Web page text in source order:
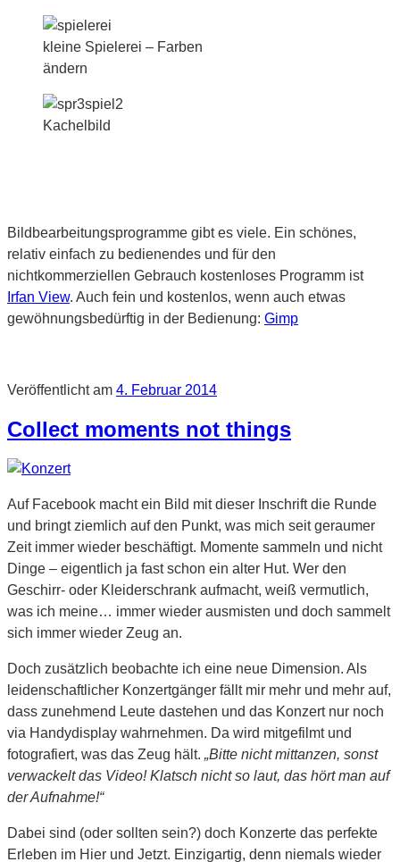
kleine Spielerei – Farben
ändern
Kachelbild
Bildbearbeitungsprogramme gibt es viele. Ein schönes,
relativ einfach zu bedienendes und für den
nichtkommerziellen Gebrauch kostenloses Programm ist
Irfan View. Auch fein und kostenlos, wenn auch etwas
gewöhnungsbedürftig in der Bedienung: Gimp
Veröffentlicht am 4. Februar 2014
Collect moments not things
Auf Facebook macht ein Bild mit dieser Inschrift die Runde
und bringt ziemlich auf den Punkt, was mich seit geraumer
Zeit immer wieder beschäftigt. Momente sammeln und nicht
Dinge – eigentlich ja fast schon ein alter Hut. Wer den
Geschirr- oder Kleiderschrank aufmacht, weiß vermutlich,
was ich meine… immer wieder ausmisten und doch sammelt
sich immer wieder Zeug an.
Doch zusätzlich beobachte ich eine neue Dimension. Als
leidenschaftlicher Konzertgänger fällt mir mehr und mehr auf,
dass zunehmend Leute dastehen und das Konzert nur noch
via Handydisplay wahrnehmen. Da wird mitgefilmt und
fotografiert, was das Zeug hält. „Bitte nicht mittanzen, sonst
verwackelt das Video! Klatsch nicht so laut, das hört man auf
der Aufnahme!“
Dabei sind (oder sollten sein?) doch Konzerte das perfekte
Erleben im Hier und Jetzt. Einzigartig, denn niemals wieder